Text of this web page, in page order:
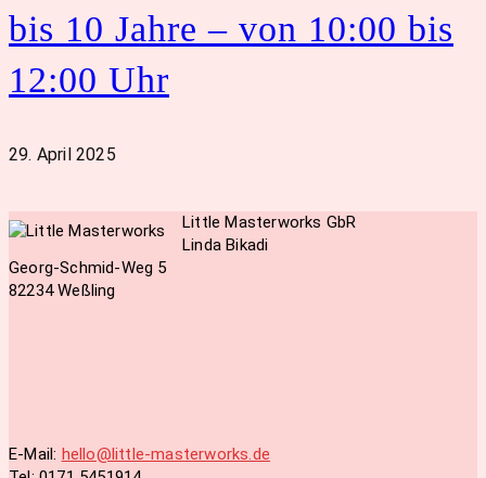
bis 10 Jahre – von 10:00 bis
12:00 Uhr
29. April 2025
Little Masterworks GbR
Linda Bikadi
Georg-Schmid-Weg 5
82234 Weßling
E-Mail: hello@little-masterworks.de